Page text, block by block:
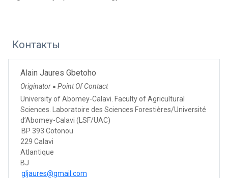
Контакты
Alain Jaures Gbetoho
Originator ● Point Of Contact
University of Abomey-Calavi. Faculty of Agricultural
Sciences. Laboratoire des Sciences Forestières/Université
d’Abomey-Calavi (LSF/UAC)
BP 393 Cotonou
229 Calavi
Atlantique
BJ
gljaures@gmail.com